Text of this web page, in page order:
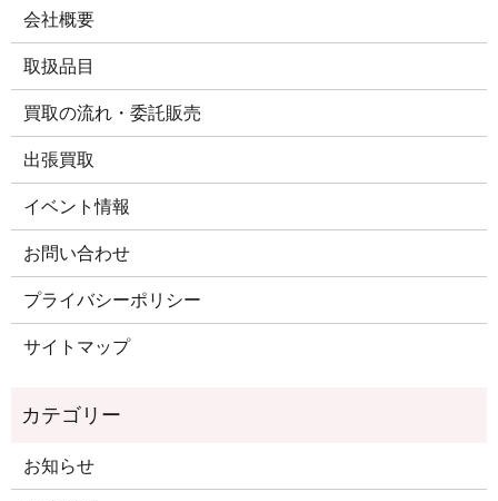
会社概要
取扱品目
買取の流れ・委託販売
出張買取
イベント情報
お問い合わせ
プライバシーポリシー
サイトマップ
お知らせ